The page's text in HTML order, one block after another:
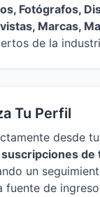
Fotógrafos,
Marcas,
de la
Tu Perfil
desde
suscripciones de
un
fuente de